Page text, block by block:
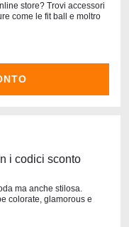
store? Trovi accessori
come le fit ball e moltro
i codici sconto
ma anche stilosa.
colorate, glamorous e